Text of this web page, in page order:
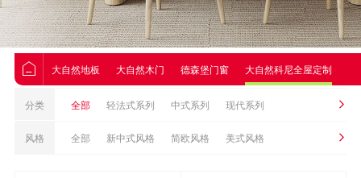
大自然地板 大自然木门 德森堡门窗 大自然科尼全屋定制
分类 全部 轻法式系列 中式系列 现代系列
风格 全部 新中式风格 简欧风格 美式风格